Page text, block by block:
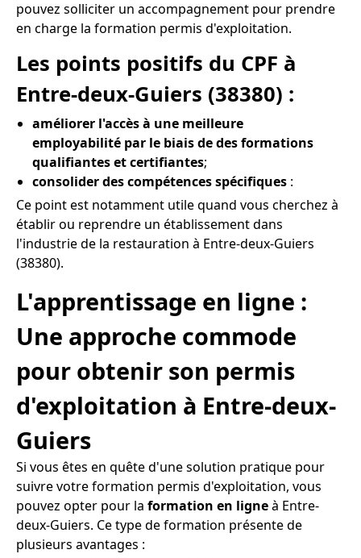
pouvez solliciter un accompagnement pour prendre
en charge la formation permis d'exploitation.
Les points positifs du CPF à
Entre-deux-Guiers (38380) :
améliorer l'accès à une meilleure
employabilité par le biais de des formations
qualifiantes et certifiantes;
consolider des compétences spécifiques :
Ce point est notamment utile quand vous cherchez à
établir ou reprendre un établissement dans
l'industrie de la restauration à Entre-deux-Guiers
(38380).
L'apprentissage en ligne :
Une approche commode
pour obtenir son permis
d'exploitation à Entre-deux-
Guiers
Si vous êtes en quête d'une solution pratique pour
suivre votre formation permis d'exploitation, vous
pouvez opter pour la formation en ligneà Entre-
deux-Guiers. Ce type de formation présente de
plusieurs avantages :